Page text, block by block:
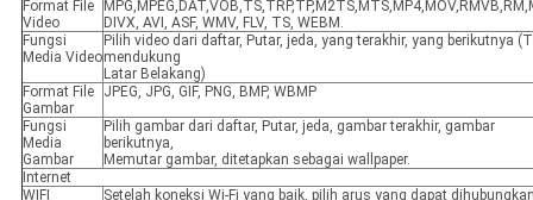
Format File
Video
DIVX, AVI, ASF, WMV, FLV, TS, WEBM.
Fungsi
Media Video
Pilih video dari daftar, Putar, jeda, yang terakhir, yang berikutnya
mendukung
Latar Belakang)
Format File
Gambar
JPEG, JPG, GIF, PNG, BMP, WBMP
Fungsi
Media
Gambar
Pilih gambar dari daftar, Putar, jeda, gambar terakhir, gambar
berikutnya,
Memutar gambar, ditetapkan sebagai wallpaper.
Internet
WIFI
Setelah koneksi Wi-Fi yang baik, pilih arus yang dapat